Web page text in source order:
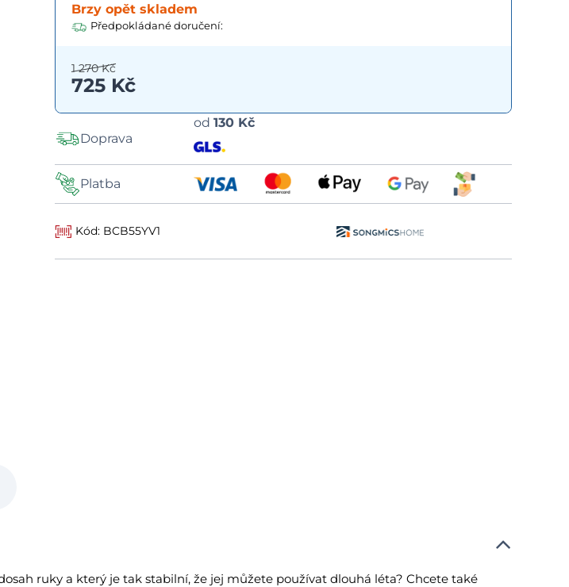
Brzy opět skladem
Předpokládané doručení:
725 Kč
1 270 Kč
Doprava
od130 Kč
Platba
Kód: BCB55YV1
ruky a který je tak stabilní, že jej můžete používat dlouhá léta? Chcete také